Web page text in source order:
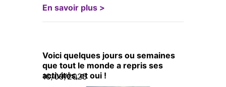
En savoir plus >
Voici quelques jours ou semaines
que tout le monde a repris ses
activités, et oui !
10/09/2025